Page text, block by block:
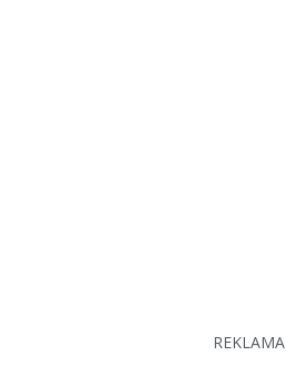
REKLAMA